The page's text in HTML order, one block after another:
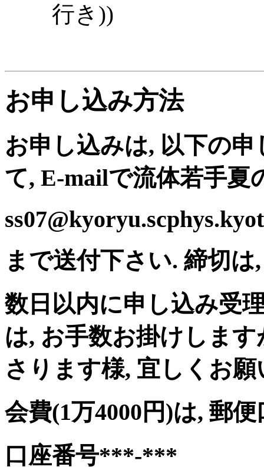
行き))
お申し込み方法
お申し込みは, 以下の
て, E-mailで流体若手夏
まで送付下さい. 締切
数日以内に申し込み受
は, お手数お掛けしま
さります様, 宜しくお
会費(1万4000円)は, 郵便
口座番号***-***